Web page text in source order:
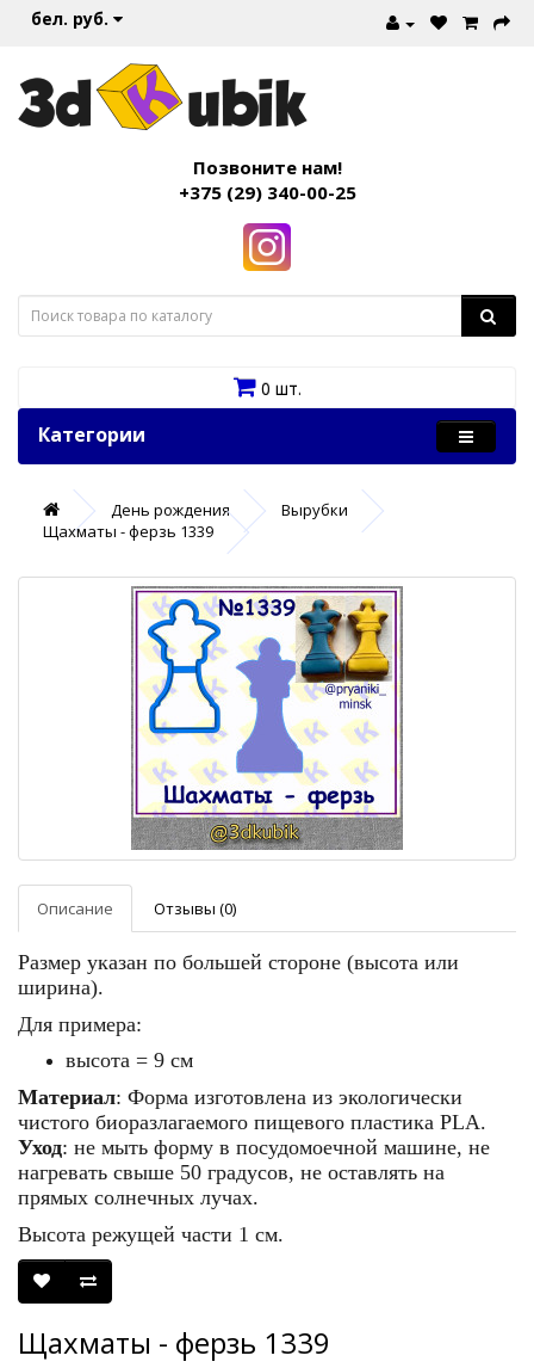
бел. руб.
Позвоните нам!
+375 (29) 340-00-25
0 шт.
Категории
День рождения
Вырубки
Щахматы - ферзь 1339
Описание Отзывы (0)
Размер указан по большей стороне (высота или
ширина).
Для примера:
высота = 9 см
Материал: Форма изготовлена из экологически
чистого биоразлагаемого пищевого пластика PLA.
Уход: не мыть форму в посудомоечной машине, не
нагревать свыше 50 градусов, не оставлять на
прямых солнечных лучах.
Высота режущей части 1 см.
Щахматы - ферзь 1339